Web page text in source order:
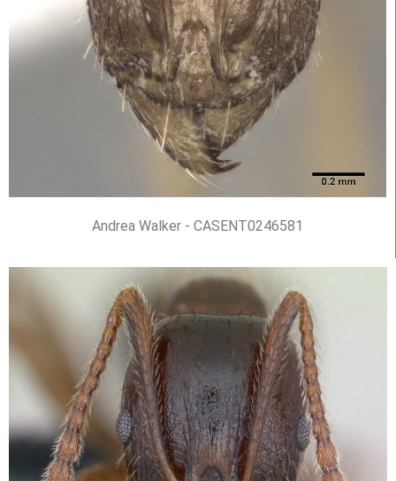
Andrea Walker - CASENT0246581